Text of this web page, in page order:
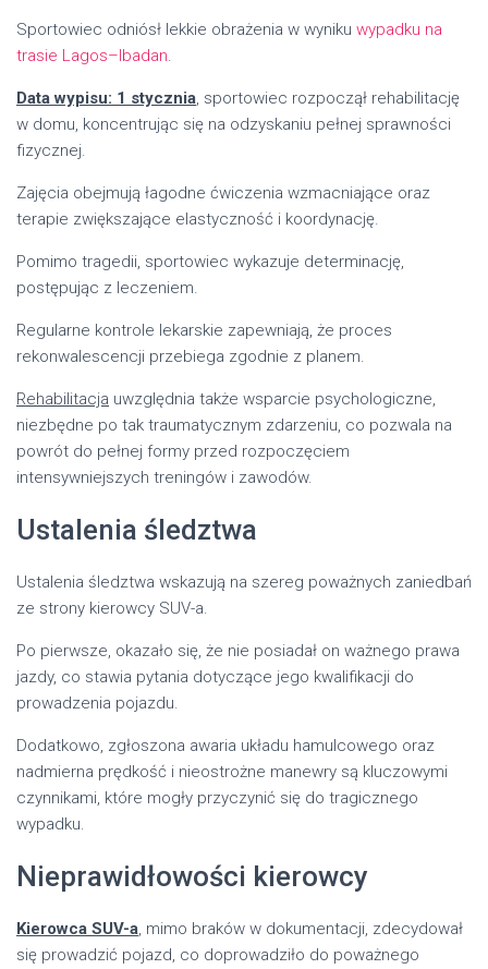
Sportowiec odniósł lekkie obrażenia w wyniku wypadku na
trasie Lagos–Ibadan.
Data wypisu: 1 stycznia, sportowiec rozpoczął rehabilitację
w domu, koncentrując się na odzyskaniu pełnej sprawności
fizycznej.
Zajęcia obejmują łagodne ćwiczenia wzmacniające oraz
terapie zwiększające elastyczność i koordynację.
Pomimo tragedii, sportowiec wykazuje determinację,
postępując z leczeniem.
Regularne kontrole lekarskie zapewniają, że proces
rekonwalescencji przebiega zgodnie z planem.
Rehabilitacja uwzględnia także wsparcie psychologiczne,
niezbędne po tak traumatycznym zdarzeniu, co pozwala na
powrót do pełnej formy przed rozpoczęciem
intensywniejszych treningów i zawodów.
Ustalenia śledztwa
Ustalenia śledztwa wskazują na szereg poważnych zaniedbań
ze strony kierowcy SUV-a.
Po pierwsze, okazało się, że nie posiadał on ważnego prawa
jazdy, co stawia pytania dotyczące jego kwalifikacji do
prowadzenia pojazdu.
Dodatkowo, zgłoszona awaria układu hamulcowego oraz
nadmierna prędkość i nieostrożne manewry są kluczowymi
czynnikami, które mogły przyczynić się do tragicznego
wypadku.
Nieprawidłowości kierowcy
Kierowca SUV-a, mimo braków w dokumentacji, zdecydował
się prowadzić pojazd, co doprowadziło do poważnego